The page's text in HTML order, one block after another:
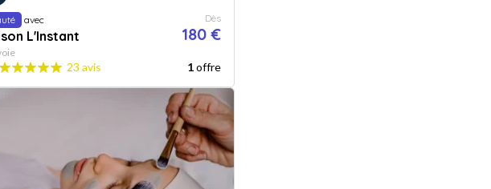
avec
L'Instant
Dès
180 €
23 avis 1offre